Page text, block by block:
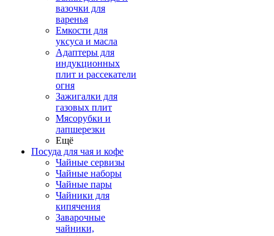
вазочки для
варенья
Емкости для
уксуса и масла
Адаптеры для
индукционных
плит и рассекатели
огня
Зажигалки для
газовых плит
Мясорубки и
лапшерезки
Ещё
Посуда для чая и кофе
Чайные сервизы
Чайные наборы
Чайные пары
Чайники для
кипячения
Заварочные
чайники,